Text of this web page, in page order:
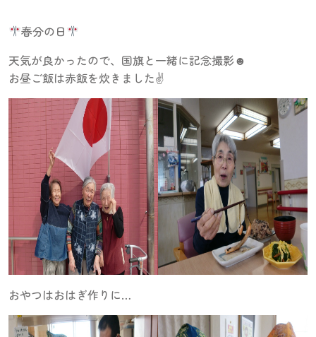
春分の日
天気が良かったので、国旗と一緒に記念撮影☻
お昼ご飯は赤飯を炊きました✌️
おやつはおはぎ作りに…